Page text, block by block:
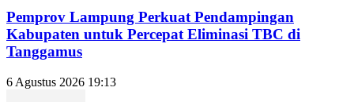
Pemprov Lampung Perkuat Pendampingan
Kabupaten untuk Percepat Eliminasi TBC di
Tanggamus
6 Agustus 2026 19:13